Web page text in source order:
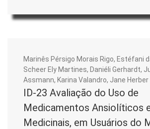
Marinês Pérsigo Morais Rigo, Estéfani
Scheer Ely Martines, Daniéli Gerhardt,
Assmann, Karina Valandro, Jane Herber
ID-23 Avaliação do Uso de
Medicamentos Ansiolíticos
Medicinais, em Usuários do